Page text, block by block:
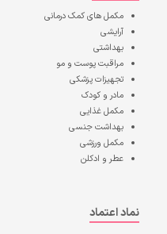
مکمل های کمک درمانی
آرایشی
بهداشتی
مراقبت پوست و مو
تجهیزات پزشکی
مادر و کودک
مکمل غذایی
بهداشت جنسی
مکمل ورزشی
عطر و ادکلن
نماد اعتماد